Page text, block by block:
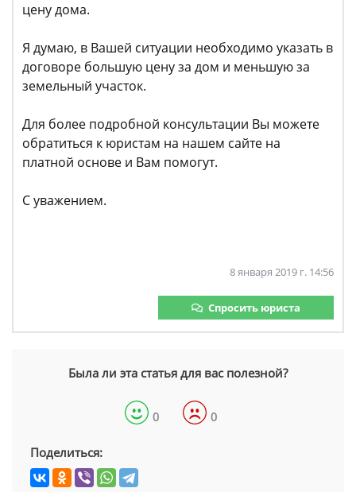
цену дома.
Я думаю, в Вашей ситуации необходимо указать в
договоре большую цену за дом и меньшую за
земельный участок.
Для более подробной консультации Вы можете
обратиться к юристам на нашем сайте на
платной основе и Вам помогут.
С уважением.
8 января 2019 г. 14:56
Спросить юриста
Была ли эта статья для вас полезной?
0 0
Поделиться: